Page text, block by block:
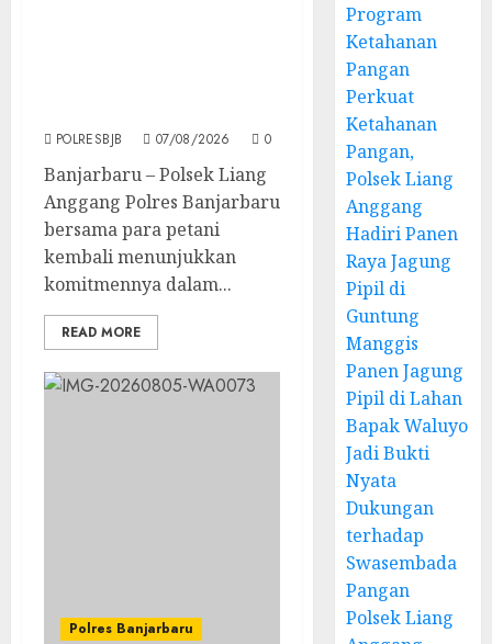
POLRESBJB 07/08/2026 0
Banjarbaru – Polsek Liang
Anggang Polres Banjarbaru
bersama para petani
kembali menunjukkan
komitmennya dalam...
READ MORE
Polres Banjarbaru
Program
Ketahanan
Pangan
Perkuat
Ketahanan
Pangan,
Polsek Liang
Anggang
Hadiri Panen
Raya Jagung
Pipil di
Guntung
Manggis
Panen Jagung
Pipil di Lahan
Bapak Waluyo
Jadi Bukti
Nyata
Dukungan
terhadap
Swasembada
Pangan
Polsek Liang